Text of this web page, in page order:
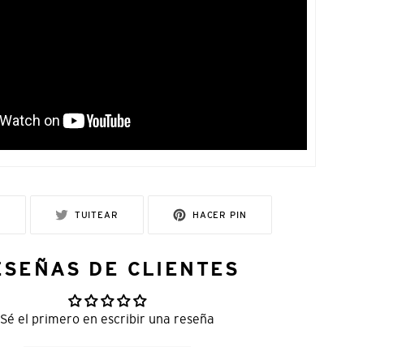
COMPARTIR
TUITEAR HACER PIN
DE CLIENTES
Sé el primero en escribir una reseña